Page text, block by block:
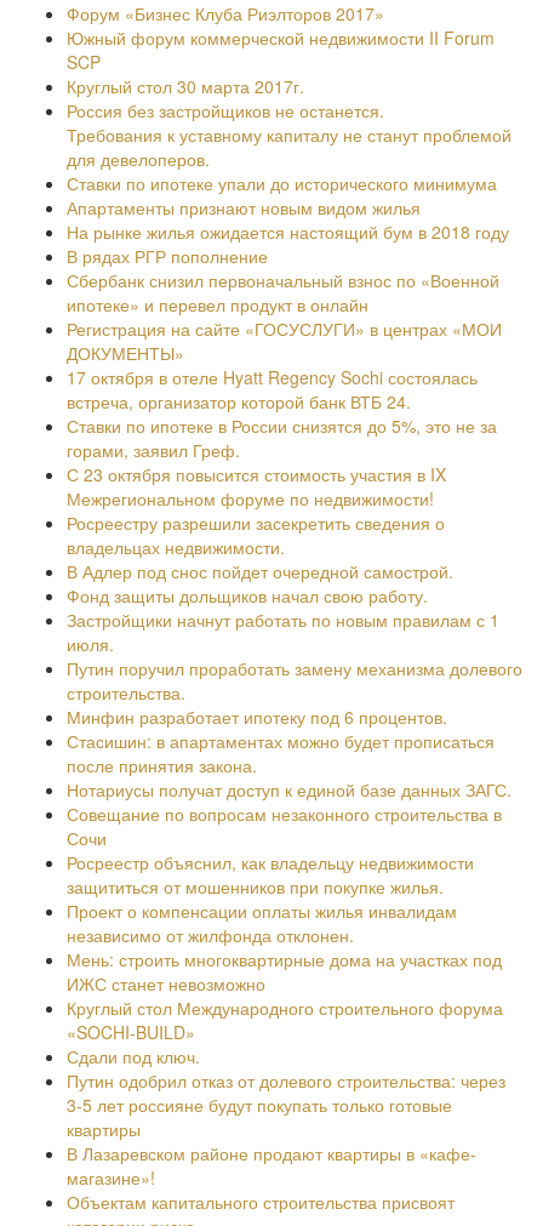
Форум «Бизнес Клуба Риэлторов 2017»
Южный форум коммерческой недвижимости II Forum
SCP
Круглый стол 30 марта 2017г.
Россия без застройщиков не останется.
Требования к уставному капиталу не станут проблемой
для девелоперов.
Ставки по ипотеке упали до исторического минимума
Апартаменты признают новым видом жилья
На рынке жилья ожидается настоящий бум в 2018 году
В рядах РГР пополнение
Сбербанк снизил первоначальный взнос по «Военной
ипотеке» и перевел продукт в онлайн
Регистрация на сайте «ГОСУСЛУГИ» в центрах «МОИ
ДОКУМЕНТЫ»
17 октября в отеле Hyatt Regency Sochi состоялась
встреча, организатор которой банк ВТБ 24.
Ставки по ипотеке в России снизятся до 5%, это не за
горами, заявил Греф.
С 23 октября повысится стоимость участия в IX
Межрегиональном форуме по недвижимости!
Росреестру разрешили засекретить сведения о
владельцах недвижимости.
В Адлер под снос пойдет очередной самострой.
Фонд защиты дольщиков начал свою работу.
Застройщики начнут работать по новым правилам с 1
июля.
Путин поручил проработать замену механизма долевого
строительства.
Минфин разработает ипотеку под 6 процентов.
Стасишин: в апартаментах можно будет прописаться
после принятия закона.
Нотариусы получат доступ к единой базе данных ЗАГС.
Совещание по вопросам незаконного строительства в
Сочи
Росреестр объяснил, как владельцу недвижимости
защититься от мошенников при покупке жилья.
Проект о компенсации оплаты жилья инвалидам
независимо от жилфонда отклонен.
Мень: строить многоквартирные дома на участках под
ИЖС станет невозможно
Круглый стол Международного строительного форума
«SOCHI-BUILD»
Сдали под ключ.
Путин одобрил отказ от долевого строительства: через
3-5 лет россияне будут покупать только готовые
квартиры
В Лазаревском районе продают квартиры в «кафе-
магазине»!
Объектам капитального строительства присвоят